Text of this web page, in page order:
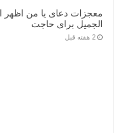
معجزات دعای یا من اظهر
الجمیل برای حاجت
2 هفته قبل